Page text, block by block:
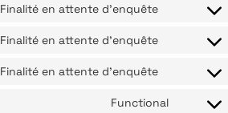
Finalité en attente d’enquête
Finalité en attente d’enquête
Finalité en attente d’enquête
Functional